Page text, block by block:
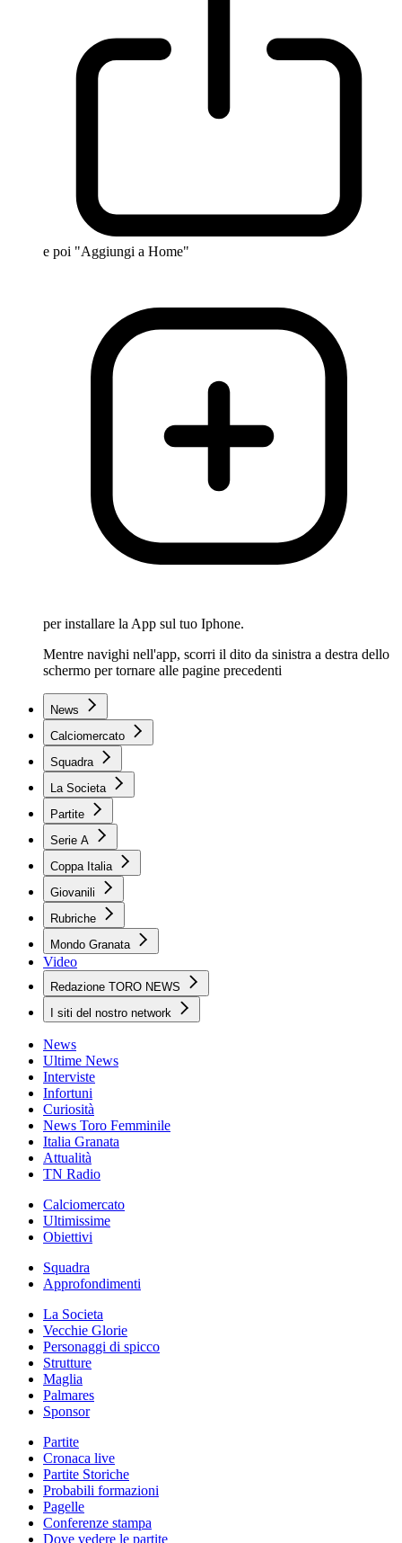
e poi "Aggiungi a Home"
per installare la App sul tuo Iphone.
Mentre navighi nell'app, scorri il dito da sinistra a destra dello
schermo per tornare alle pagine precedenti
News
Calciomercato
Squadra
La Societa
Partite
Serie A
Coppa Italia
Giovanili
Rubriche
Mondo Granata
Video
Redazione TORO NEWS
I siti del nostro network
News
Ultime News
Interviste
Infortuni
Curiosità
News Toro Femminile
Italia Granata
Attualità
TN Radio
Calciomercato
Ultimissime
Obiettivi
Squadra
Approfondimenti
La Societa
Vecchie Glorie
Personaggi di spicco
Strutture
Maglia
Palmares
Sponsor
Partite
Cronaca live
Partite Storiche
Probabili formazioni
Pagelle
Conferenze stampa
Dove vedere le partite